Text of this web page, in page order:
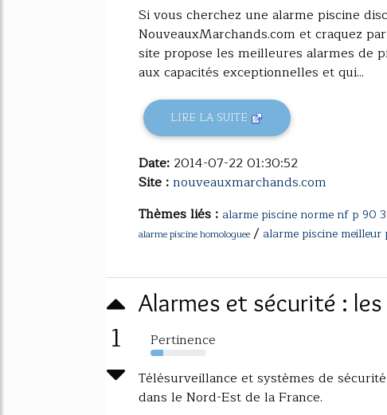
Si vous cherchez une alarme piscine
NouveauxMarchands.com et craquez
site propose les meilleures alarmes de
aux capacités exceptionnelles et qui...
LIRE LA SUITE
Date: 2014-07-22 01:30:52
Site :nouveauxmarchands.com
Thèmes liés : alarme piscine norme nf p 90
alarme piscine homologuee / alarme piscine meilleur
1
Alarmes et sécurité :
Pertinence
23%
Télésurveillance et systèmes de
dans le Nord-Est de la France.